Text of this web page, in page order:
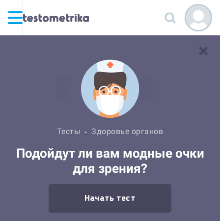
Тесты Здоровье органов
Подойдут ли вам модные очки
для зрения?
Начать тест